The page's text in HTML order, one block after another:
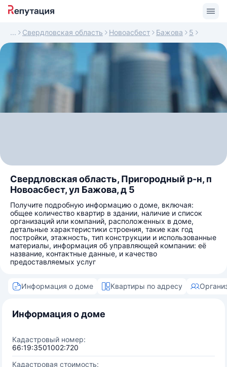
Свердловская область Новоасбест Бажова 5
Свердловская область, Пригородный р-н, п
Новоасбест, ул Бажова, д 5
Получите подробную информацию о доме, включая:
общее количество квартир в здании, наличие и список
организаций или компаний, расположенных в доме,
детальные характеристики строения, такие как год
постройки, этажность, тип конструкции и использованные
материалы, информация об управляющей компании: её
название, контактные данные, и качество
предоставляемых услуг
Информация о доме Квартиры по адресу
Информация о доме
Кадастровый номер:
66:19:3501002:720
Кадастровая стоимость: